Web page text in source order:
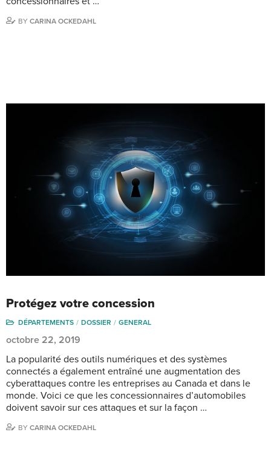
BY CARINA OCKEDAHL
Protégez votre concession
DÉPARTEMENTS DOSSIER GENERAL
octobre 22, 2019
La popularité des outils numériques et des systèmes
connectés a également entraîné une augmentation des
cyberattaques contre les entreprises au Canada et dans le
monde. Voici ce que les concessionnaires d’automobiles
doivent savoir sur ces attaques et sur la façon …
BY CARINA OCKEDAHL